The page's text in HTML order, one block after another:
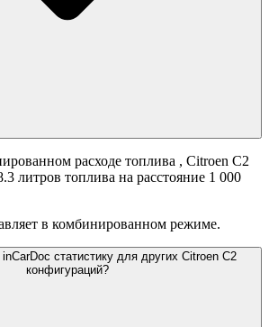
расходе топлива , Citroen C2
литров топлива на расстояние 1 000
в комбинированном режиме.
статистику для других Citroen C2
конфигураций?